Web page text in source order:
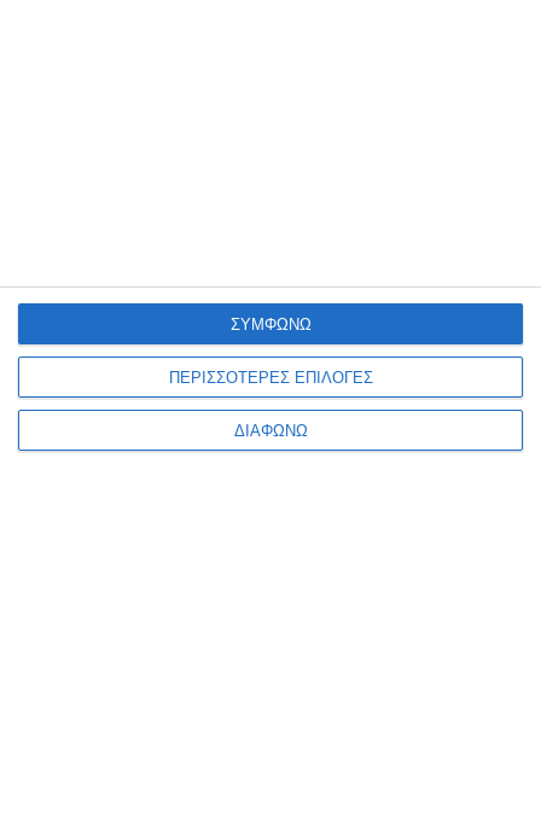
ΠΕΡΙΣΣΟΤΕΡΕΣ ΕΠΙΛΟΓΕΣ
ΔΙΑΦΩΝΩ
ΣΥΜΦΩΝΩ